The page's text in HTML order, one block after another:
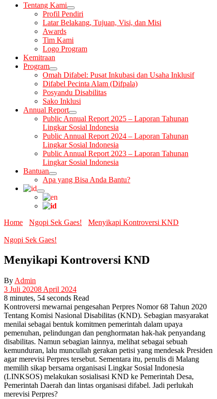
Tentang Kami
Profil Pendiri
Latar Belakang, Tujuan, Visi, dan Misi
Awards
Tim Kami
Logo Program
Kemitraan
Program
Omah Difabel: Pusat Inkubasi dan Usaha Inklusif
Difabel Pecinta Alam (Difpala)
Posyandu Disabilitas
Sako Inklusi
Annual Report
Public Annual Report 2025 – Laporan Tahunan
Lingkar Sosial Indonesia
Public Annual Report 2024 – Laporan Tahunan
Lingkar Sosial Indonesia
Public Annual Report 2023 – Laporan Tahunan
Lingkar Sosial Indonesia
Bantuan
Apa yang Bisa Anda Bantu?
Home Ngopi Sek Gaes! Menyikapi Kontroversi KND
Ngopi Sek Gaes!
Menyikapi Kontroversi KND
By Admin
3 Juli 20208 April 2024
8 minutes, 54 seconds Read
Kontroversi mewarnai pengesahan Perpres Nomor 68 Tahun 2020
Tentang Komisi Nasional Disabilitas (KND). Sebagian masyarakat
menilai sebagai bentuk komitmen pemerintah dalam upaya
pemenuhan, pelindungan dan penghormatan hak-hak penyandang
disabilitas. Namun sebagian lainnya, melihat sebagai sebuah
kemunduran, lalu muncullah gerakan petisi yang mendesak Presiden
agar merevisi Perpres tersebut. Sementara itu, penulis di Malang
memilih sikap bersama organisasi Lingkar Sosial Indonesia
(LINKSOS) melakukan sosialisasi KND ke Pemerintah Desa,
Pemerintah Daerah dan lintas organisasi difabel. Jadi perlukah
merevisi Perpres?